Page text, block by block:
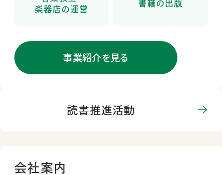
楽器店の運営
書籍の出版
事業紹介を見る
読書推進活動
会社案内